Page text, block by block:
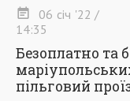
06 січ '22 /
14:35
Безоплатно та
пільговий